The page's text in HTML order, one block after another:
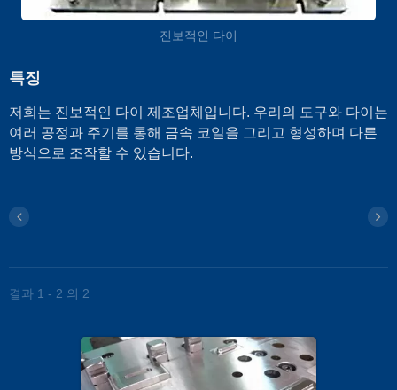
진보적인 다이
특징
저희는 진보적인 다이 제조업체입니다. 우리의 도구와 다이는
여러 공정과 주기를 통해 금속 코일을 그리고 형성하며 다른
방식으로 조작할 수 있습니다.
결과 1 - 2 의 2